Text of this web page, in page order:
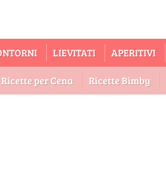
LIEVITATI APERITIVI
Ricette per Cena Ricette Bimby